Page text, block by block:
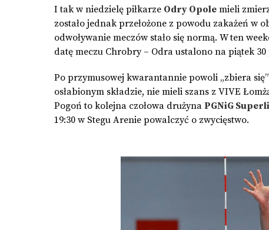
I tak w niedzielę piłkarze Odry Opole mieli
zostało jednak przełożone z powodu zakażeń w
odwoływanie meczów stało się normą. W ten
datę meczu Chrobry – Odra ustalono na piątek
Po przymusowej kwarantannie powoli „zbiera
osłabionym składzie, nie mieli szans z VIVE
Pogoń to kolejna czołowa drużyna PGNiG
19:30 w Stegu Arenie powalczyć o zwycięstwo.